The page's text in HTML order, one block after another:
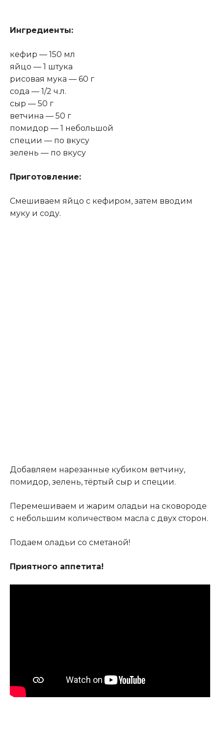
Ингредиенты:
кефир — 150 мл
яйцо — 1 штука
рисовая мука — 60 г
сода — 1/2 ч.л.
сыр — 50 г
ветчина — 50 г
помидор — 1 небольшой
специи — по вкусу
зелень — по вкусу
Приготовление:
Смешиваем яйцо с кефиром, затем вводим
муку и соду.
Добавляем нарезанные кубиком ветчину,
помидор, зелень, тёртый сыр и специи.
Перемешиваем и жарим оладьи на сковороде
с небольшим количеством масла с двух сторон.
Подаем оладьи со сметаной!
Приятного аппетита!